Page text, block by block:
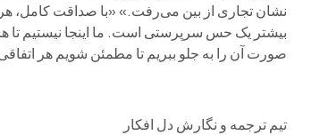
نشان تجاری از بین می‌رفت.» «با صداقت کامل،
بیشتر یک حس سرپرستی است. ما اینجا نیستیم تا
صورت آن را به جلو ببریم تا مطمئن شویم هر
تیم ترجمه و نگارش دل افکار